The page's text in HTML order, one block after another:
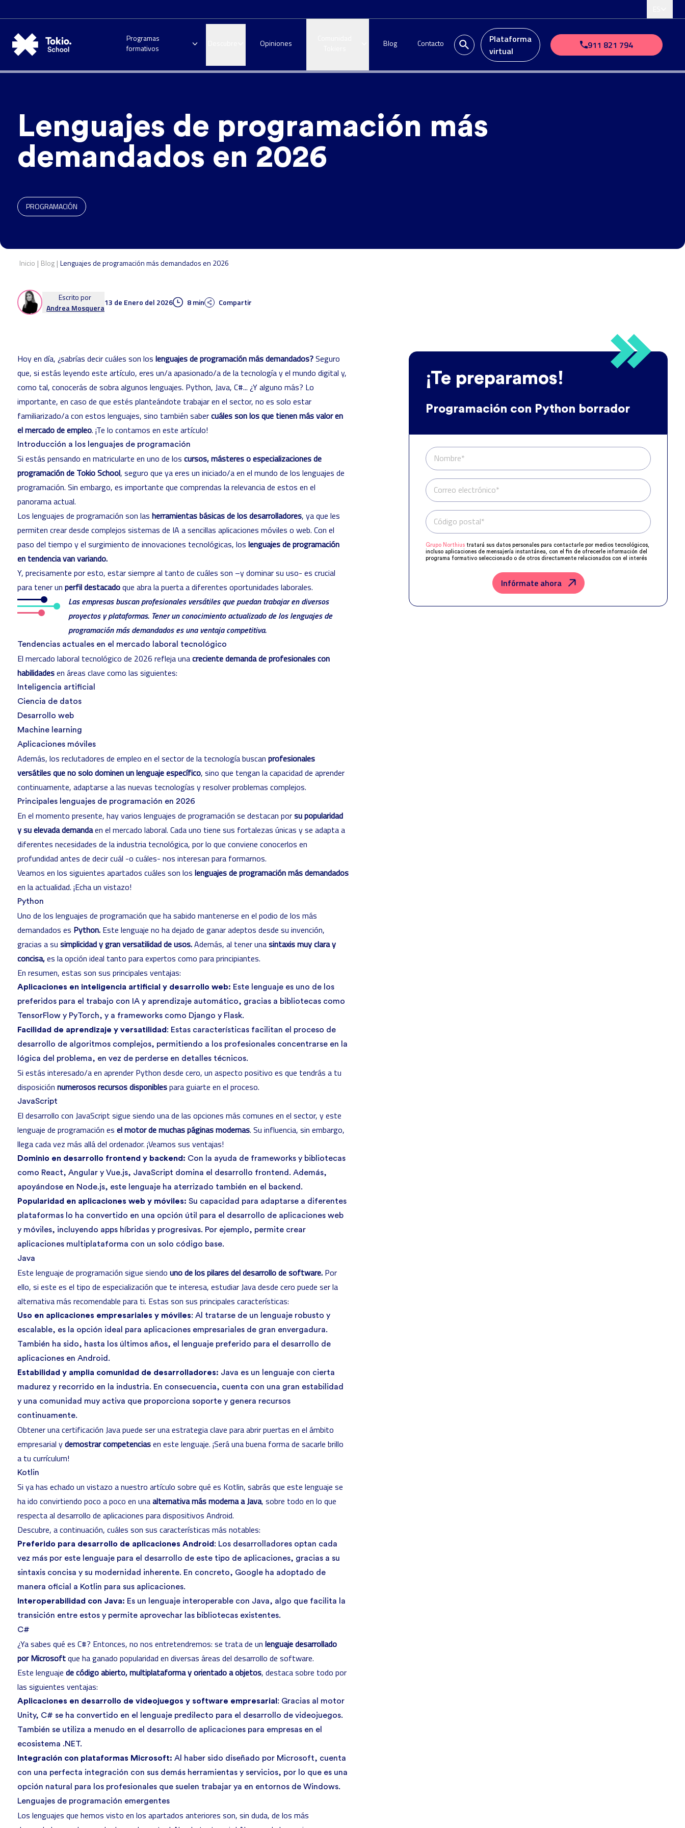
Programas
formativos
Opiniones Blog Contacto
Plataforma
virtual
911 821 794
Lenguajes de programación más
demandados en 2026
PROGRAMACIÓN
Inicio | Blog | Lenguajes de programación más demandados en 2026
Escrito por
Andrea Mosquera
13 de Enero del 2026 8 min Compartir
Hoy en día, ¿sabrías decir cuáles son los lenguajes de programación más demandados?Seguro
que, si estás leyendo este artículo, eres un/a apasionado/a de la tecnología y el mundo digital y,
como tal, conocerás de sobra algunos lenguajes. Python, Java, C#... ¿Y alguno más? Lo
importante, en caso de que estés planteándote trabajar en el sector, no es solo estar
familiarizado/a con estos lenguajes, sino también sabercuáles son los que tienen más valor en
el mercado de empleo. ¡Te lo contamos en este artículo!
Introducción a los lenguajes de programación
Si estás pensando en matricularte en uno de los cursos, másteres o especializaciones de
programación de Tokio School, seguro que ya eres un iniciado/a en el mundo de los lenguajes de
programación. Sin embargo, es importante que comprendas la relevancia de estos en el
panorama actual.
Los lenguajes de programación son las herramientas básicas de los desarrolladores, ya que les
permiten crear desde complejos sistemas de IA a sencillas aplicaciones móviles o web. Con el
paso del tiempo y el surgimiento de innovaciones tecnológicas, los lenguajes de programación
en tendencia van variando.
Y, precisamente por esto, estar siempre al tanto de cuáles son –y dominar su uso- es crucial
para tener un perfil destacadoque abra la puerta a diferentes oportunidades laborales.
Las empresas buscan profesionales versátiles que puedan trabajar en diversos
proyectos y plataformas. Tener un conocimiento actualizado de los lenguajes de
programación más demandados es una ventaja competitiva.
Tendencias actuales en el mercado laboral tecnológico
El mercado laboral tecnológico de 2026 refleja unacreciente demanda de profesionales con
habilidadesen áreas clave como las siguientes:
Inteligencia artificial
Ciencia de datos
Desarrollo web
Machine learning
Aplicaciones móviles
Además, los reclutadores de empleo en el sector de la tecnología buscan profesionales
versátiles que no solo dominen un lenguaje específico, sino que tengan la capacidad de aprender
continuamente, adaptarse a las nuevas tecnologías y resolver problemas complejos.
Principales lenguajes de programación en 2026
En el momento presente, hay varios lenguajes de programación se destacan porsu popularidad
y su elevada demandaen el mercado laboral. Cada uno tiene sus fortalezas únicas y se adapta a
diferentes necesidades de la industria tecnológica, por lo que conviene conocerlos en
profundidad antes de decir cuál -o cuáles- nos interesan para formarnos.
Veamos en los siguientes apartados cuáles son los lenguajes de programación más demandados
en la actualidad. ¡Echa un vistazo!
Python
Uno de los lenguajes de programación que ha sabido mantenerse en el podio de los más
demandados es Python. Este lenguaje no ha dejado de ganar adeptos desde su invención,
gracias a su simplicidad y gran versatilidad de usos.Además, al tener unasintaxis muy clara y
concisa,es la opción ideal tanto para expertos como para principiantes.
En resumen, estas son sus principales ventajas:
Aplicaciones en inteligencia artificial y desarrollo web: Este lenguaje es uno de los
preferidos para el trabajo con IA y aprendizaje automático, gracias a bibliotecas como
TensorFlow y PyTorch, y a frameworks como Django y Flask.
Facilidad de aprendizaje y versatilidad : Estas características facilitan el proceso de
desarrollo de algoritmos complejos, permitiendo a los profesionales concentrarse en la
lógica del problema, en vez de perderse en detalles técnicos.
Si estás interesado/a en aprender Python desde cero, un aspecto positivo es que tendrás a tu
disposición numerosos recursos disponiblespara guiarte en el proceso.
JavaScript
El desarrollo con JavaScript sigue siendo una de las opciones más comunes en el sector, y este
lenguaje de programación es el motor de muchas páginas modernas. Su influencia, sin embargo,
llega cada vez más allá del ordenador. ¡Veamos sus ventajas!
Dominio en desarrollo frontend y backend: Con la ayuda de frameworks y bibliotecas
como React, Angular y Vue.js, JavaScript domina el desarrollo frontend. Además,
apoyándose en Node.js, este lenguaje ha aterrizado también en el backend.
Popularidad en aplicaciones web y móviles: Su capacidad para adaptarse a diferentes
plataformas lo ha convertido en una opción útil para el desarrollo de aplicaciones web
y móviles, incluyendo apps híbridas y progresivas. Por ejemplo, permite crear
aplicaciones multiplataforma con un solo código base.
Java
Este lenguaje de programación sigue siendo uno de los pilares del desarrollo de software. Por
ello, si este es el tipo de especialización que te interesa, estudiar Java desde cero puede ser la
alternativa más recomendable para ti. Estas son sus principales características:
Uso en aplicaciones empresariales y móviles: Al tratarse de un lenguaje robusto y
escalable, es la opción ideal para aplicaciones empresariales de gran envergadura.
También ha sido, hasta los últimos años, el lenguaje preferido para el desarrollo de
aplicaciones en Android.
Estabilidad y amplia comunidad de desarrolladores: Java es un lenguaje con cierta
madurez y recorrido en la industria. En consecuencia, cuenta con una gran estabilidad
y una comunidad muy activa que proporciona soporte y genera recursos
continuamente.
Obtener unacertificación Javapuede ser una estrategia clave para abrir puertas en el ámbito
empresarial ydemostrar competenciasen este lenguaje. ¡Será una buena forma de sacarle brillo
a tu currículum!
Kotlin
Si ya has echado un vistazo a nuestro artículo sobre qué es Kotlin, sabrás que este lenguaje se
ha ido convirtiendo poco a poco en unaalternativa más moderna a Java, sobre todo en lo que
respecta al desarrollo de aplicaciones para dispositivos Android.
Descubre, a continuación, cuáles son sus características más notables:
Preferido para desarrollo de aplicaciones Android : Los desarrolladores optan cada
vez más por este lenguaje para el desarrollo de este tipo de aplicaciones, gracias a su
sintaxis concisa y su modernidad inherente. En concreto, Google ha adoptado de
manera oficial a Kotlin para sus aplicaciones.
Interoperabilidad con Java: Es un lenguaje interoperable con Java, algo que facilita la
transición entre estos y permite aprovechar las bibliotecas existentes.
C#
¿Ya sabes qué es C#? Entonces, no nos entretendremos: se trata de un lenguaje desarrollado
por Microsoftque ha ganado popularidad en diversas áreas del desarrollo de software.
Este lenguaje de código abierto, multiplataforma y orientado a objetos, destaca sobre todo por
las siguientes ventajas:
Aplicaciones en desarrollo de videojuegos y software empresarial : Gracias al motor
Unity, C# se ha convertido en el lenguaje predilecto para el desarrollo de videojuegos.
También se utiliza a menudo en el desarrollo de aplicaciones para empresas en el
ecosistema .NET.
Integración con plataformas Microsoft: Al haber sido diseñado por Microsoft, cuenta
con una perfecta integración con sus demás herramientas y servicios, por lo que es una
opción natural para los profesionales que suelen trabajar ya en entornos de Windows.
Lenguajes de programación emergentes
Los lenguajes que hemos visto en los apartados anteriores son, sin duda, de los más
¡Te preparamos!
Programación con Python borrador
Nombre*
Correo electrónico*
Teléfono*
Código postal*
Grupo Northius tratará sus datos personales para contactarle por medios tecnológicos,
incluso aplicaciones de mensajería instantánea, con el fin de ofrecerle información del
programa formativo seleccionado o de otros directamente relacionados con el interés
Compartiremos su solicitud con las empresas que conforman el
objeto de que estas puedan hacerle llegar la mejor oferta de productos y servicios de
acuerdo a su petición. Quedan reconocidos los derechos de acceso, rectificación,
supresión, oposición, limitación, tal y como se explica en la
Política de Privacidad
Infórmate ahora